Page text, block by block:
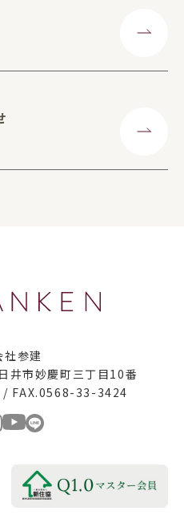
社参建
井市妙慶町三丁目10番
FAX.0568-33-3424